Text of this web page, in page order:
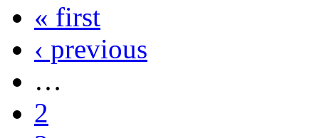
« first
‹ previous
…
2